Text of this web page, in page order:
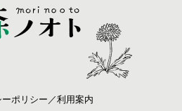
ポリシー／利用案内